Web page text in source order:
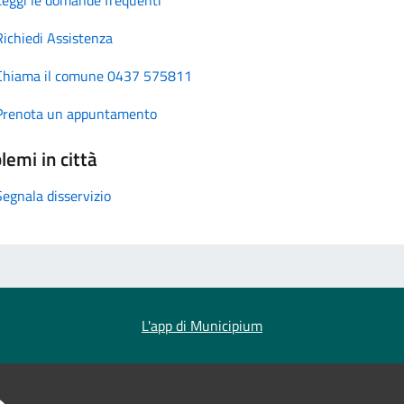
Assistenza
il comune 0437 575811
un appuntamento
in città
disservizio
L'app di Municipium